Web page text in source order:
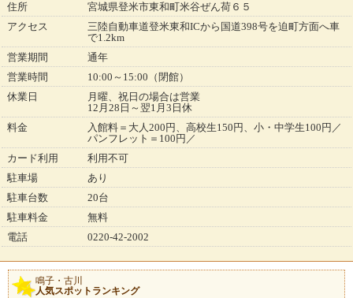
住所
宮城県登米市東和町米谷ぜん荷６５
アクセス
三陸自動車道登米東和ICから国道398号を迫町方面へ車
で1.2km
営業期間
通年
営業時間
10:00～15:00（閉館）
休業日
月曜、祝日の場合は営業
12月28日～翌1月3日休
料金
入館料＝大人200円、高校生150円、小・中学生100円／
パンフレット＝100円／
カード利用
利用不可
駐車場
あり
駐車台数
20台
駐車料金
無料
電話
0220-42-2002
鳴子・古川
人気スポットランキング